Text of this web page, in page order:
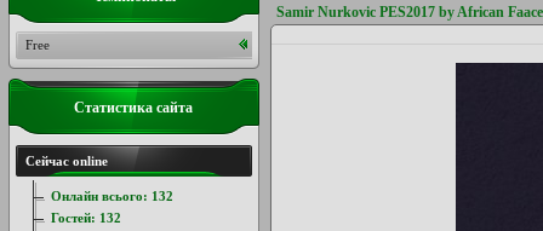
Samir Nurkovic PES2017 by African
Free
Статистика сайта
Сейчас online
Онлайн всього: 132
Гостей: 132